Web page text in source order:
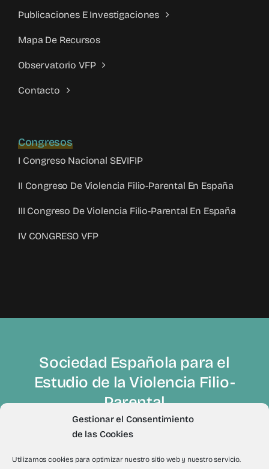
Gestionar el Consentimiento
de las Cookies
Utilizamos cookies para optimizar nuestro sitio web y nuestro servicio.
Publicaciones E Investigaciones
Mapa De Recursos
Observatorio VFP
Contacto
Congresos
I Congreso Nacional SEVIFIP
II Congreso De Violencia Filio-Parental En España
III Congreso De Violencia Filio-Parental En España
IV CONGRESO VFP
Sociedad Española para el
Estudio de la Violencia Filio-
Parental